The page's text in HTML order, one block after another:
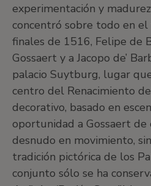
experimentación y
concentró sobre todo en
finales de 1516, Felipe de
Gossaert y a Jacopo de’
palacio Suytburg, lugar
centro del Renacimiento
decorativo, basado en
oportunidad a Gossaert
desnudo en movimiento,
tradición pictórica de los
conjunto sólo se ha